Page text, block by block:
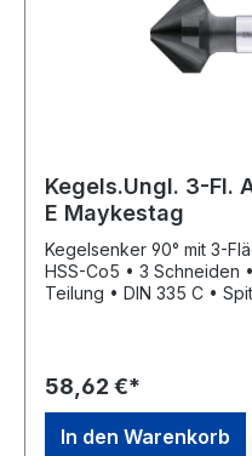
Kegels.Ungl. 3-Fl.
E Maykestag
Kegelsenker 90° mit 3-
HSS-Co5 • 3 Schneiden
Teilung • DIN 335 C •
Bohrungen aller Art •
durch ungleich geteilte
geringere
58,62 €*
In den Warenkorb